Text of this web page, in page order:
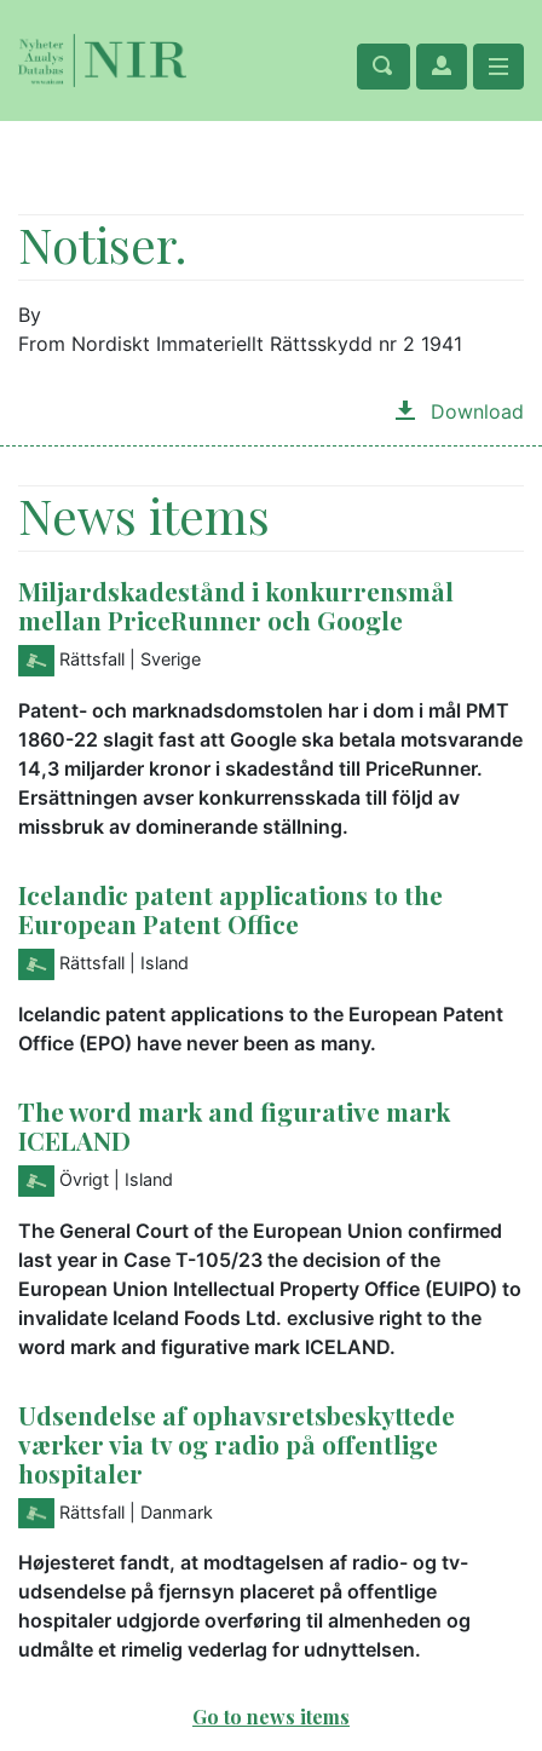
Notiser.
By
From Nordiskt Immateriellt Rättsskydd nr 2 1941
Download
News items
Miljardskadestånd i konkurrensmål
mellan PriceRunner och Google
Rättsfall | Sverige
Patent- och marknadsdomstolen har i dom i mål PMT
1860-22 slagit fast att Google ska betala motsvarande
14,3 miljarder kronor i skadestånd till PriceRunner.
Ersättningen avser konkurrensskada till följd av
missbruk av dominerande ställning.
Icelandic patent applications to the
European Patent Office
Rättsfall | Island
Icelandic patent applications to the European Patent
Office (EPO) have never been as many.
The word mark and figurative mark
ICELAND
Övrigt | Island
The General Court of the European Union confirmed
last year in Case T-105/23 the decision of the
European Union Intellectual Property Office (EUIPO) to
invalidate Iceland Foods Ltd. exclusive right to the
word mark and figurative mark ICELAND.
Udsendelse af ophavsretsbeskyttede
værker via tv og radio på offentlige
hospitaler
Rättsfall | Danmark
Højesteret fandt, at modtagelsen af radio- og tv-
udsendelse på fjernsyn placeret på offentlige
hospitaler udgjorde overføring til almenheden og
udmålte et rimelig vederlag for udnyttelsen.
Go to news items